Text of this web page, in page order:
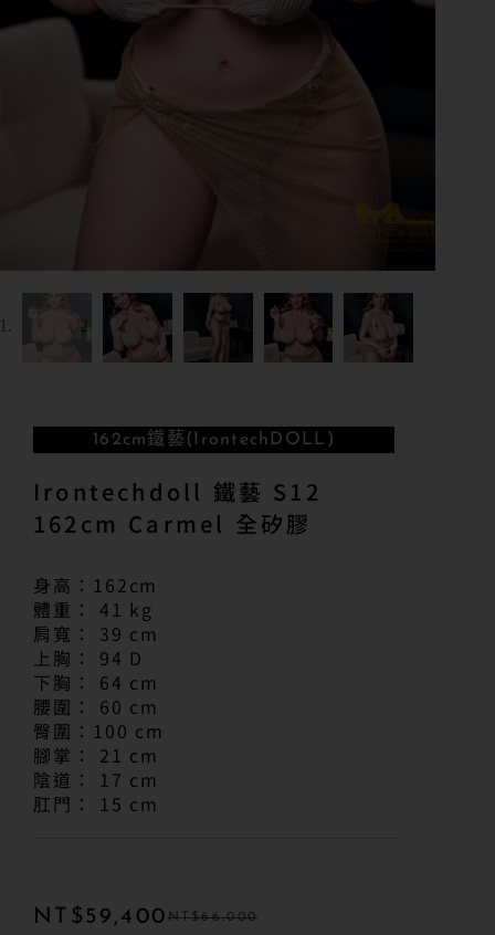
162cm鐵藝(IrontechDOLL)
Irontechdoll 鐵藝 S12
162cm Carmel 全矽膠
身高：162cm
體重： 41 kg
肩寬： 39 cm
上胸： 94 D
下胸： 64 cm
腰圍： 60 cm
臀圍：100 cm
腳掌： 21 cm
陰道： 17 cm
肛門： 15 cm
NT$66,000
NT$ 59,400